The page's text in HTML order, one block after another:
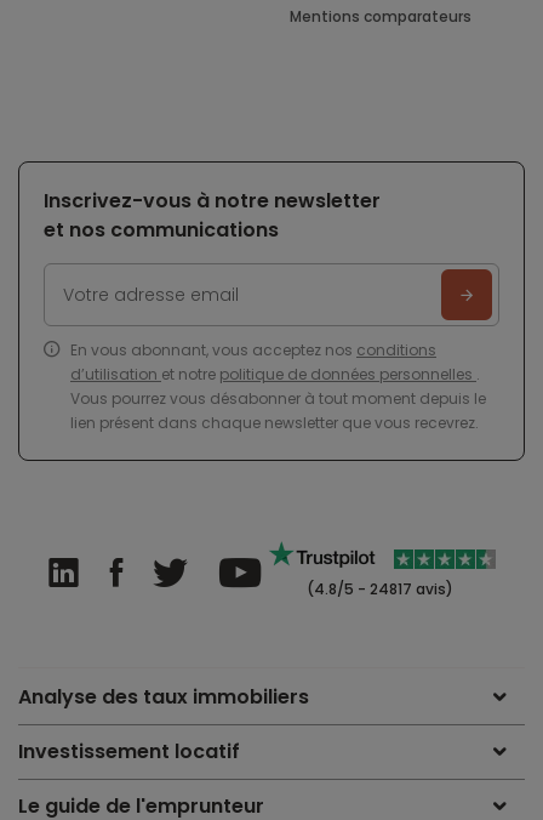
Mentions comparateurs
Inscrivez-vous à notre newsletter
et nos communications
En vous abonnant, vous acceptez nos conditions
d’utilisation et notre politique de données personnelles .
Vous pourrez vous désabonner à tout moment depuis le
lien présent dans chaque newsletter que vous recevrez.
(4.8/5 - 24817 avis)
Analyse des taux immobiliers
Investissement locatif
Le guide de l'emprunteur